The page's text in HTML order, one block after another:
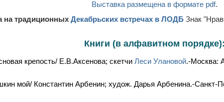
Выставка размещена в формате pdf.
на традиционных Декабрьских встречах в ЛОДБЗнак
Книги (в алфавитном порядке):
крепость/ Е.В.Аксенова; скетчи Леси Улановой.-Москва:
мой/ Константин Арбенин; худож. Дарья Арбенина.-Санкт-